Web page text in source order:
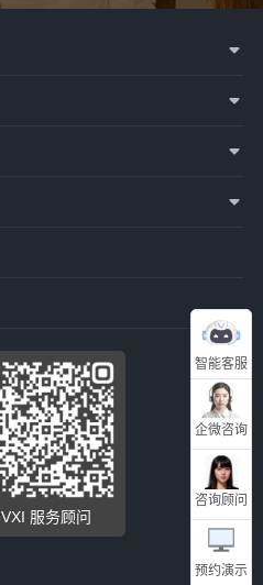
智能客服
企微咨询
咨询顾问
预约演示
VXI 服务顾问